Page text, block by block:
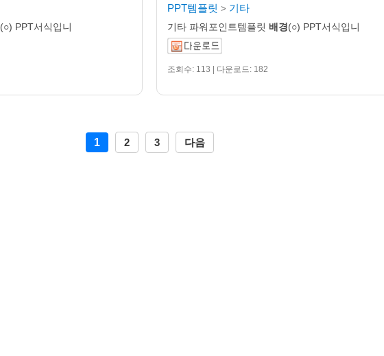
(○) PPT서식입니
PPT템플릿 > 기타
기타 파워포인트템플릿 배경(○) PPT서식입니
조회수: 113 | 다운로드: 182
1 2 3 다음